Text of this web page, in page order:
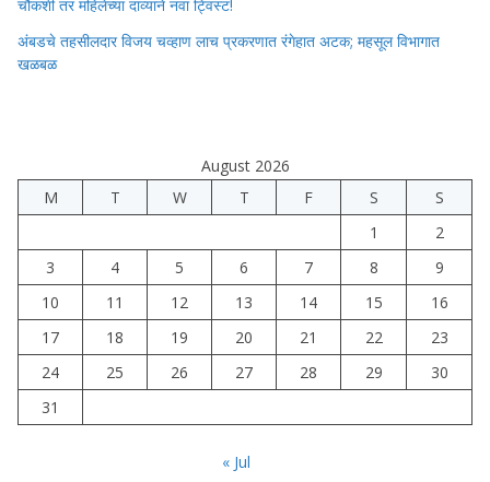
चौकशी तर महिलेच्या दाव्याने नवा ट्विस्ट!
अंबडचे तहसीलदार विजय चव्हाण लाच प्रकरणात रंगेहात अटक; महसूल विभागात
खळबळ
August 2026
M
T W T F S
S
1
2
3
4 5 6 7 8
9
10
11 12 13 14 15
16
17
18 19 20 21 22
23
24
25 26 27 28 29
30
31
« Jul